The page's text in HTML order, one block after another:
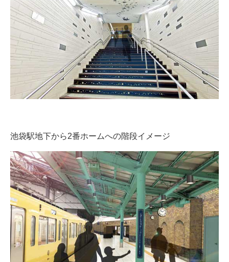
池袋駅地下から2番ホームへの階段イメージ